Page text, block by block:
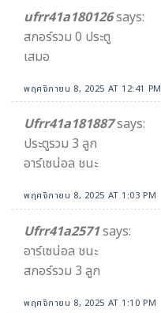
ufrr41a180126says:
สกอร์รวม 0 ประตู
เสมอ
พฤศจิกายน 8, 2025 AT 12:41 PM
Ufrr41a181887says:
ประตูรวม 3 ลูก
อาร์เซน่อล ชนะ
พฤศจิกายน 8, 2025 AT 1:03 PM
Ufrr41a2571says:
อาร์เซน่อล ชนะ
สกอร์รวม 3 ลูก
พฤศจิกายน 8, 2025 AT 1:10 PM